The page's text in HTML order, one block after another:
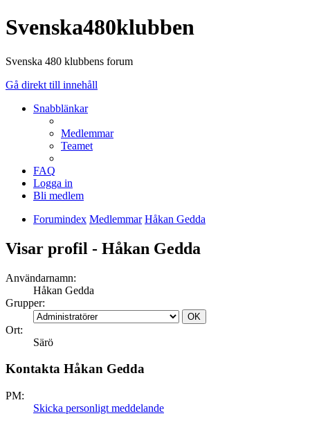
Svenska480klubben
Svenska 480 klubbens forum
Gå direkt till innehåll
Snabblänkar
Medlemmar
Teamet
FAQ
Logga in
Bli medlem
Forumindex Medlemmar Håkan Gedda
Visar profil - Håkan Gedda
Användarnamn:
Håkan Gedda
Grupper:
Ort:
Särö
Kontakta Håkan Gedda
PM:
Skicka personligt meddelande